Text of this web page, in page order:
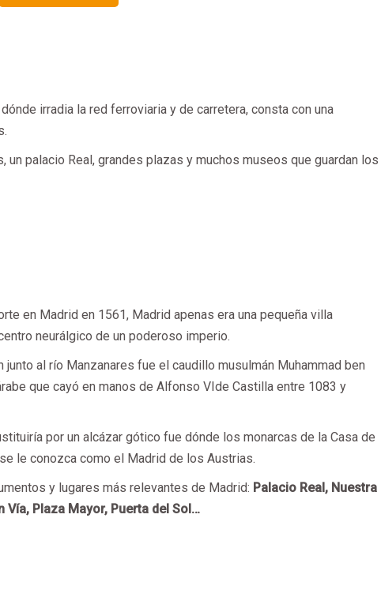
irradia la red ferroviaria y de carretera, consta con una
palacio Real, grandes plazas y muchos museos que guardan los
en Madrid en 1561, Madrid apenas era una pequeña villa
neurálgico de un poderoso imperio.
al río Manzanares fue el caudillo musulmán Muhammad ben
que cayó en manos de Alfonso VIde Castilla entre 1083 y
por un alcázar gótico fue dónde los monarcas de la Casa de
le conozca como el Madrid de los Austrias.
y lugares más relevantes de Madrid: Palacio Real, Nuestra
Vía, Plaza Mayor, Puerta del Sol…